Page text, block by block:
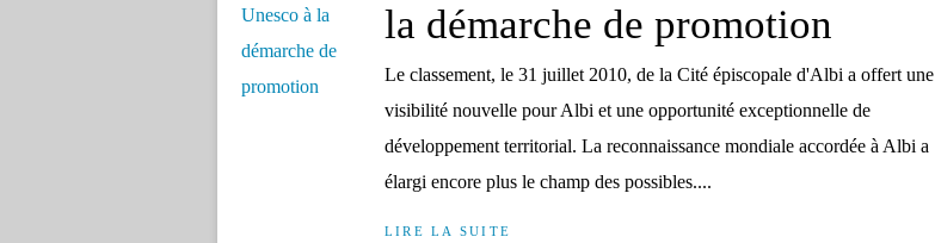
la démarche de promotion
Le classement, le 31 juillet 2010, de la Cité épiscopale d'Albi a offert une
visibilité nouvelle pour Albi et une opportunité exceptionnelle de
développement territorial. La reconnaissance mondiale accordée à Albi a
élargi encore plus le champ des possibles....
LIRE LA SUITE